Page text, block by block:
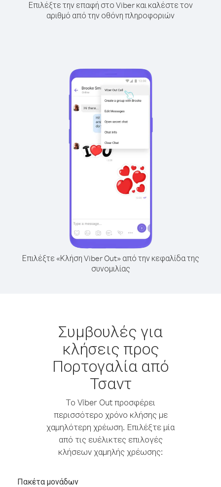
Επιλέξτε την επαφή στο Viber και καλέστε τον
αριθμό από την οθόνη πληροφοριών
Επιλέξτε «Κλήση Viber Out» από την κεφαλίδα της
συνομιλίας
Συμβουλές για
κλήσεις προς
Πορτογαλία από
Τσαντ
Το Viber Out προσφέρει
περισσότερο χρόνο κλήσης με
χαμηλότερη χρέωση. Επιλέξτε μία
από τις ευέλικτες επιλογές
κλήσεων χαμηλής χρέωσης:
Πακέτα μονάδων